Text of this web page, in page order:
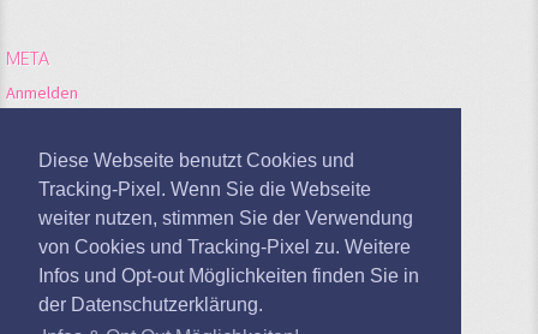
Diese Webseite benutzt Cookies und
Tracking-Pixel. Wenn Sie die Webseite
weiter nutzen, stimmen Sie der Verwendung
von Cookies und Tracking-Pixel zu. Weitere
Infos und Opt-out Möglichkeiten finden Sie in
der Datenschutzerklärung.
META
Anmelden
Kommentare-Feed
Google Analytics deaktivieren